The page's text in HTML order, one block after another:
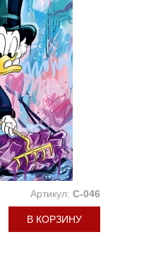
Артикул: C-046
В КОРЗИНУ